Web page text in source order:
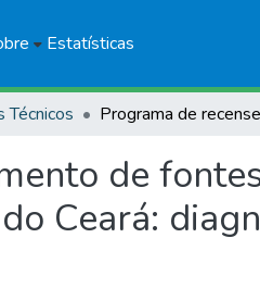
Estatísticas
Técnicos
de
Ceará: